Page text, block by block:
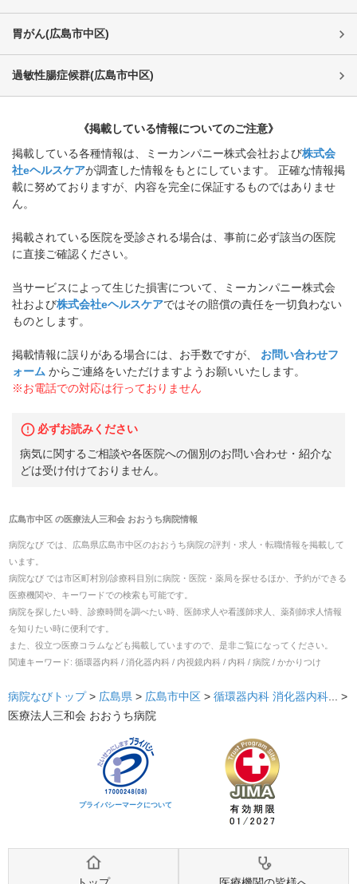
胃がん(広島市中区)
過敏性腸症候群(広島市中区)
《掲載している情報についてのご注意》
掲載している各種情報は、ミーカンパニー株式会社および株式会
社eヘルスケアが調査した情報をもとにしています。 正確な情報掲
載に努めておりますが、内容を完全に保証するものではありませ
ん。
掲載されている医院を受診される場合は、事前に必ず該当の医院
に直接ご確認ください。
当サービスによって生じた損害について、ミーカンパニー株式会
社および株式会社eヘルスケアではその賠償の責任を一切負わない
ものとします。
掲載情報に誤りがある場合には、お手数ですが、
お問い合わせフ
ォーム からご連絡をいただけますようお願いいたします。
※お電話での対応は行っておりません
必ずお読みください
病気に関するご相談や各医院への個別のお問い合わせ・紹介な
どは受け付けておりません。
広島市中区 の医療法人三和会 おおうち病院情報
病院なび では、 広島県広島市中区のおおうち病院の評判・求人・転職情報を掲載して
います。
病院なび では市区町村別/診療科目別に病院・医院・薬局を探せるほか、予約ができる
医療機関や、キーワードでの検索も可能です。
病院を探したい時、診療時間を調べたい時、医師求人や看護師求人、薬剤師求人情報
を知りたい時に便利です。
また、役立つ医療コラムなども掲載していますので、是非ご覧になってください。
関連キーワード: 循環器内科 / 消化器内科 / 内視鏡内科 / 内科 / 病院 / かかりつけ
病院なびトップ > 広島県 > 広島市中区 > 循環器内科 消化器内科 ... >
医療法人三和会 おおうち病院
プライバシーマークについて